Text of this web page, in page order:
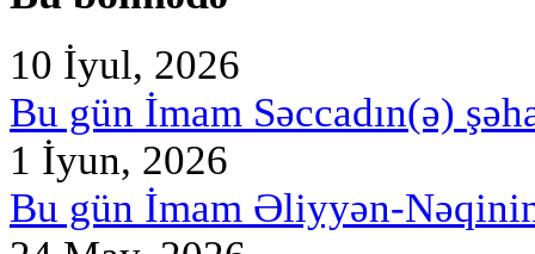
10 İyul, 2026
Bu gün İmam Səccadın(ə)
1 İyun, 2026
Bu gün İmam Əliyyən-